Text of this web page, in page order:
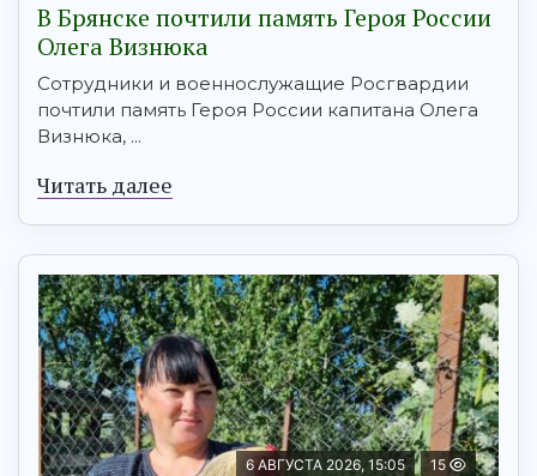
В Брянске почтили память Героя России
Олега Визнюка
Сотрудники и военнослужащие Росгвардии
почтили память Героя России капитана Олега
Визнюка, ...
Читать далее
6 АВГУСТА 2026, 15:05 15